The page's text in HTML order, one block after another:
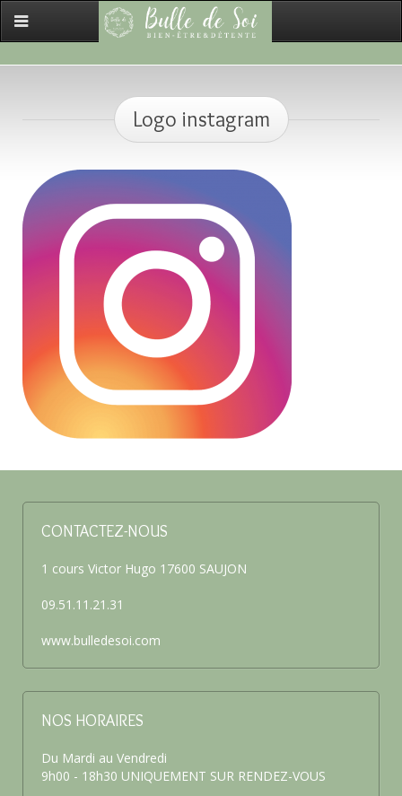
Logo instagram
CONTACTEZ-NOUS
1 cours Victor Hugo 17600 SAUJON
09.51.11.21.31
www.bulledesoi.com
NOS HORAIRES
Du Mardi au Vendredi
9h00 - 18h30 UNIQUEMENT SUR RENDEZ-VOUS